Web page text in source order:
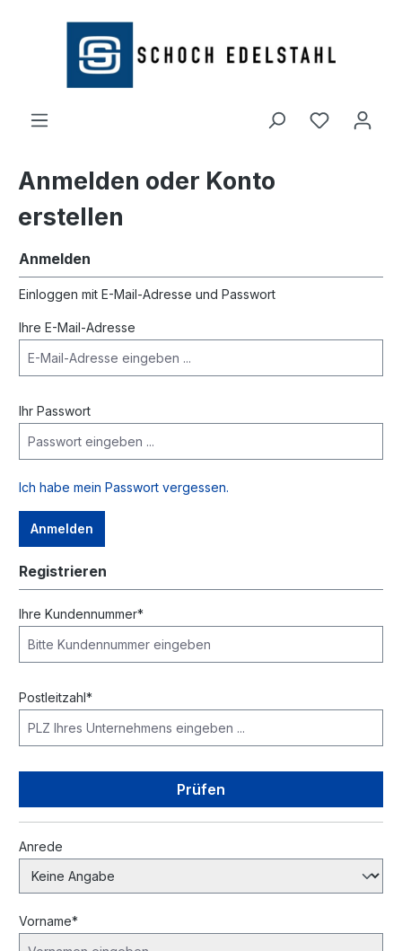
springen
Anmelden oder Konto
erstellen
Anmelden
Einloggen mit E-Mail-Adresse und Passwort
Ihre E-Mail-Adresse
Ihr Passwort
Ich habe mein Passwort vergessen.
Anmelden
Registrieren
Ihre Kundennummer*
Postleitzahl*
Prüfen
Persönliche Informationen
Anrede
Vorname*